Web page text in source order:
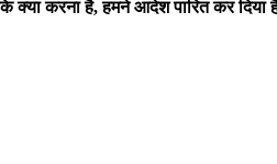
क्या करना है, हमने आदेश पारित कर